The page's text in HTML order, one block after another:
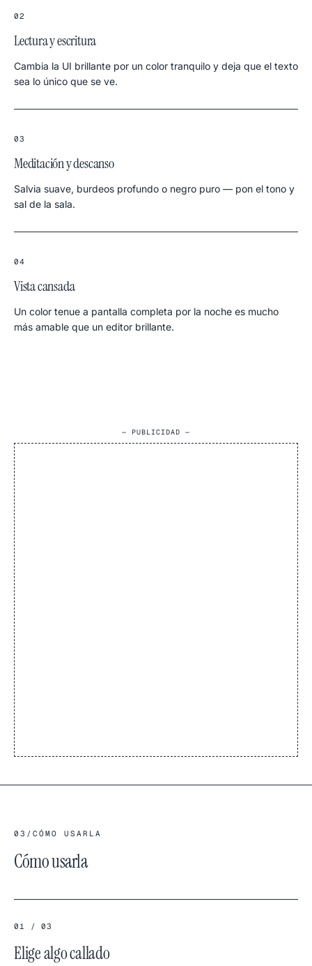
02
Lectura y escritura
Cambia la UI brillante por un color tranquilo y deja que el texto
sea lo único que se ve.
03
Meditación y descanso
Salvia suave, burdeos profundo o negro puro — pon el tono y
sal de la sala.
04
Vista cansada
Un color tenue a pantalla completa por la noche es mucho
más amable que un editor brillante.
— PUBLICIDAD —
03 / CÓMO USARLA
Cómo usarla
01 / 03
Elige algo callado